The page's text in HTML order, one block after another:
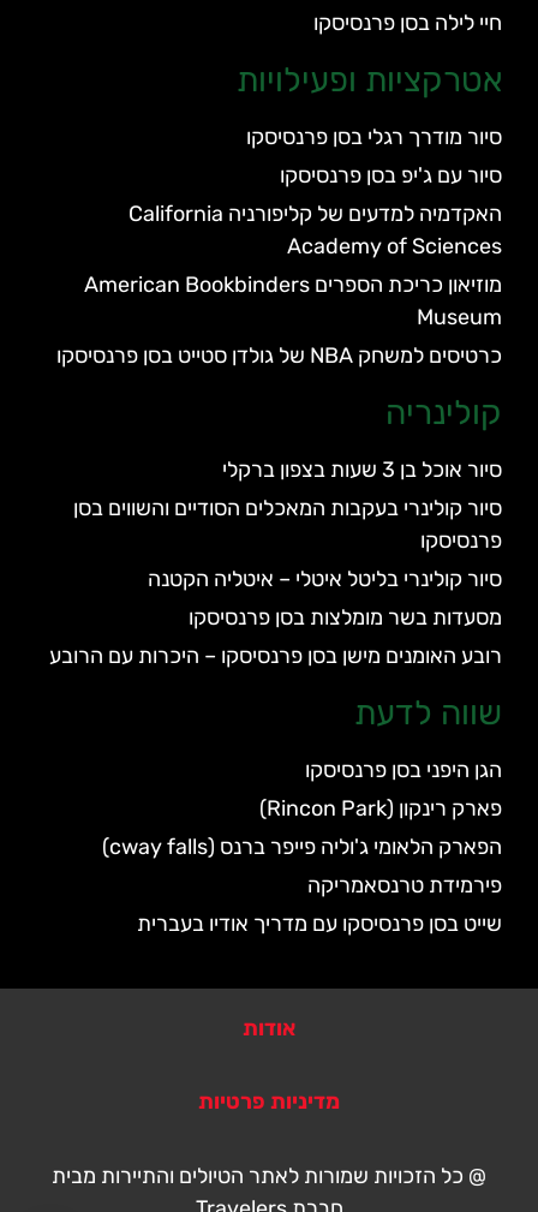
חיי לילה בסן פרנסיסקו
אטרקציות ופעילויות
סיור מודרך רגלי בסן פרנסיסקו
סיור עם ג'יפ בסן פרנסיסקו
האקדמיה למדעים של קליפורניה California
Academy of Sciences
מוזיאון כריכת הספרים American Bookbinders
Museum
כרטיסים למשחק NBA של גולדן סטייט בסן פרנסיסקו
קולינריה
סיור אוכל בן 3 שעות בצפון ברקלי
סיור קולינרי בעקבות המאכלים הסודיים והשווים בסן
פרנסיסקו
סיור קולינרי בליטל איטלי – איטליה הקטנה
מסעדות בשר מומלצות בסן פרנסיסקו
רובע האומנים מישן בסן פרנסיסקו – היכרות עם הרובע
שווה לדעת
הגן היפני בסן פרנסיסקו
פארק רינקון (Rincon Park)
הפארק הלאומי ג'וליה פייפר ברנס (cway falls)
פירמידת טרנסאמריקה
שייט בסן פרנסיסקו עם מדריך אודיו בעברית
אודות
מדיניות פרטיות
@ כל הזכויות שמורות לאתר הטיולים והתיירות מבית